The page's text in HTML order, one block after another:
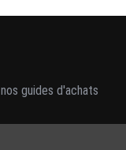
guides d'achats